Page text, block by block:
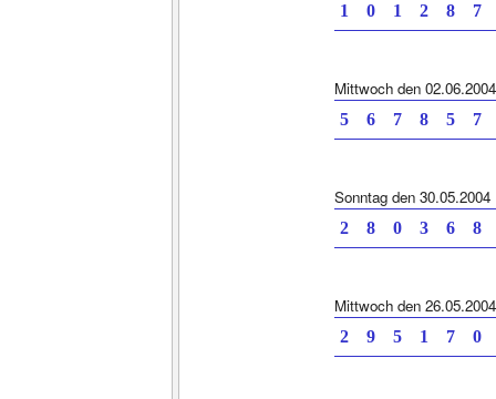
1 0 1 2 8
Mittwoch den 02.06.2004
5 6 7 8 5
Sonntag den 30.05.2004
2 8 0 3 6
Mittwoch den 26.05.2004
2 9 5 1 7